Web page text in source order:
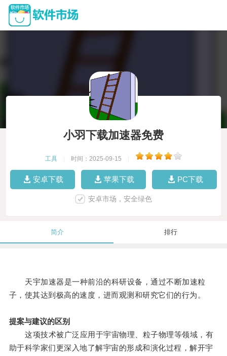
小羽下载加速器免费
工具 时间：2025-09-15
安卓下载 苹果下载 PC下载
安卓市场，安全绿色
简介 排行
天宇加速器是一种前沿的科研设备，通过不断加速粒
子，使其达到极高的速度，进而观测和研究它们的行为。
提案与建议的区别
这项技术被广泛应用于宇宙物理、粒子物理等领域，有
助于科学家们更深入地了解宇宙的形成和演化过程，解开宇